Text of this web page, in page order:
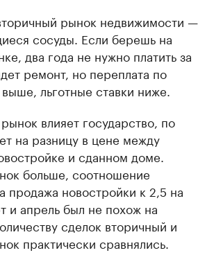
рынок недвижимости —
сосуды. Если берешь на
два года не нужно платить за
ремонт, но переплата по
льготные ставки ниже.
влияет государство, по
на разницу в цене между
и сданном доме.
больше, соотношение
продажа новостройки к 2,5 на
и апрель был не похож на
сделок вторичный и
практически сравнялись.